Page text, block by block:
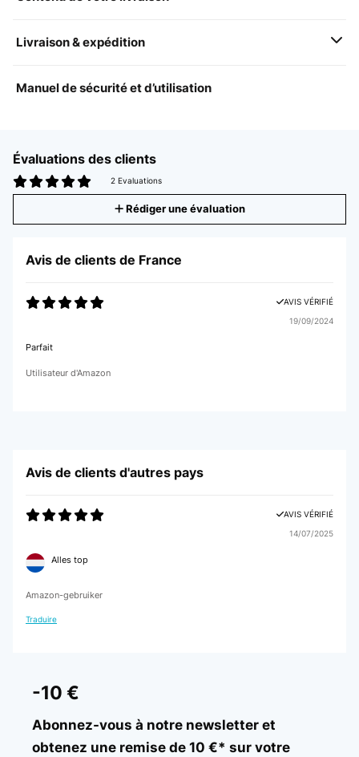
Livraison & expédition
Manuel de sécurité et d’utilisation
Évaluations des clients
2 Evaluations
Rédiger une évaluation
Avis de clients de France
AVIS VÉRIFIÉ
19/09/2024
Parfait
Utilisateur d'Amazon
Avis de clients d'autres pays
AVIS VÉRIFIÉ
14/07/2025
Alles top
Amazon-gebruiker
Traduire
-10 €
Abonnez-vous à notre newsletter et
obtenez une remise de 10 €* sur votre